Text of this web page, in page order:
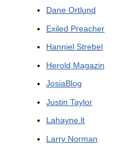
Dane Ortlund
Exiled Preacher
Hanniel Strebel
Herold Magazin
JosiaBlog
Justin Taylor
Lahayne.lt
Larry Norman